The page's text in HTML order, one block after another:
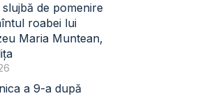
de pomenire
roabei lui
Maria Muntean,
a 9-a după